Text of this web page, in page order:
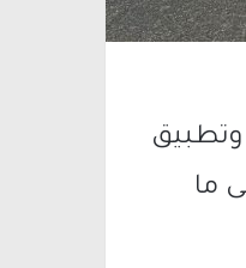
ما